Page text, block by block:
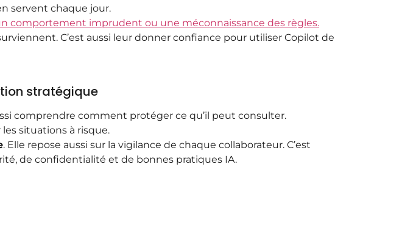
servent chaque jour.
comportement imprudent ou une méconnaissance des règles.
C’est aussi leur donner confiance pour utiliser Copilot de
stratégique
comprendre comment protéger ce qu’il peut consulter.
situations à risque.
. Elle repose aussi sur la vigilance de chaque collaborateur. C’est
de confidentialité et de bonnes pratiques IA.